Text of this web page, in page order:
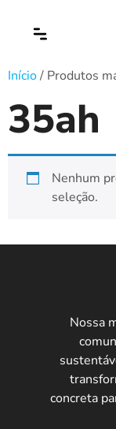
Início/ Produtos
35ah
Nenhum
seleção.
Nossa
concreta